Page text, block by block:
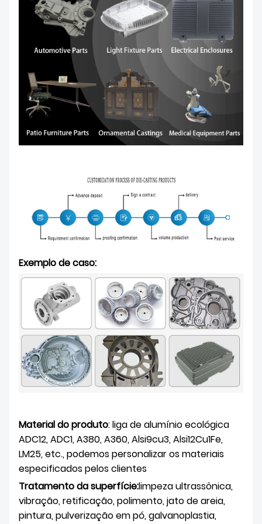
Exemplo de caso:
Material do produto: liga de alumínio ecológica
ADC12, ADC1, A380, A360, Alsi9cu3, Alsi12Cu1Fe,
LM25, etc., podemos personalizar os materiais
especificados pelos clientes
Tratamento da superfície:limpeza ultrassônica,
vibração, retificação, polimento, jato de areia,
pintura, pulverização em pó, galvanoplastia,